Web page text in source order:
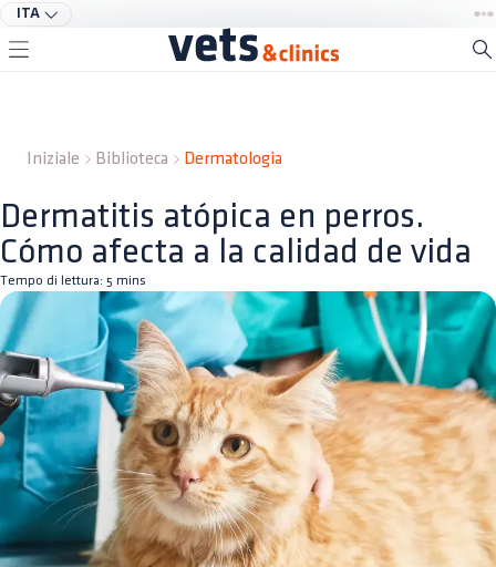
ITA
Iniziale Biblioteca Dermatologia
Dermatitis atópica en perros.
Cómo afecta a la calidad de vida
Tempo di lettura: 5 mins